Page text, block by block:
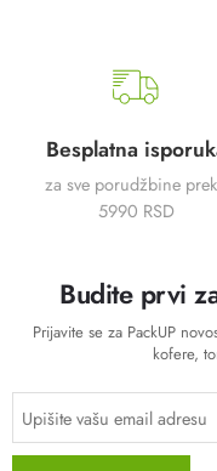
Besplatna
za sve porudžbine
5990 RSD
Budite prvi
Prijavite se za PackUP
kofere,